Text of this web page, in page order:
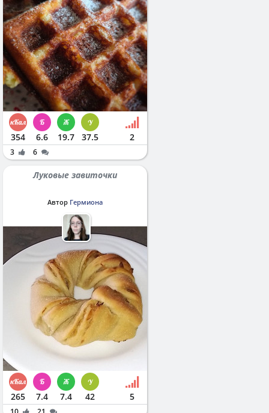
354 6.6 19.7 37.5 2
3 6
Луковые завиточки
Автор Гермиона
265 7.4 7.4 42 5